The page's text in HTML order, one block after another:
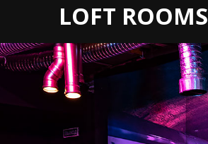
LOFT ROOMS